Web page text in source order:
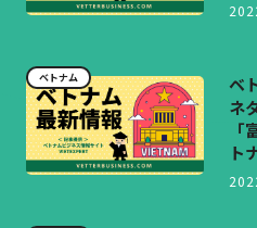
ベトナム
ベ
ネ
ト